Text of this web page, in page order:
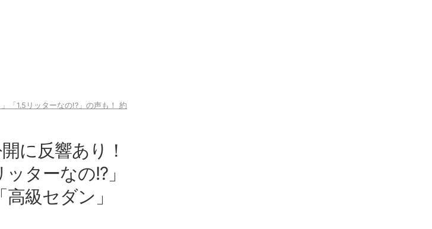
「1.5リッターなの!?」の声も！ 約
に反響あり！
ターなの!?」
級セダン」